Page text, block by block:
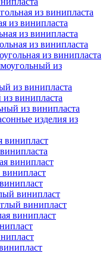
из винипласта
из винипласта
из винипласта
из винипласта
из винипласта
из
из винипласта
винипласта
из винипласта
изделия из
винипласт
винипласт
винипласт
винипласт
винипласт